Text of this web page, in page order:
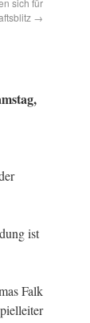
sich für
→
ist
Falk